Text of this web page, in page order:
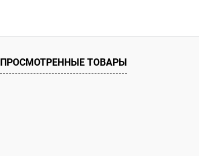
Под заказ В избранное
ПРОСМОТРЕННЫЕ ТОВАРЫ